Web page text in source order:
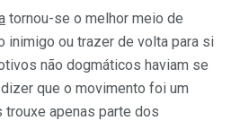
tornou-se o melhor meio de
inimigo ou trazer de volta para si
não dogmáticos haviam se
que o movimento foi um
apenas parte dos